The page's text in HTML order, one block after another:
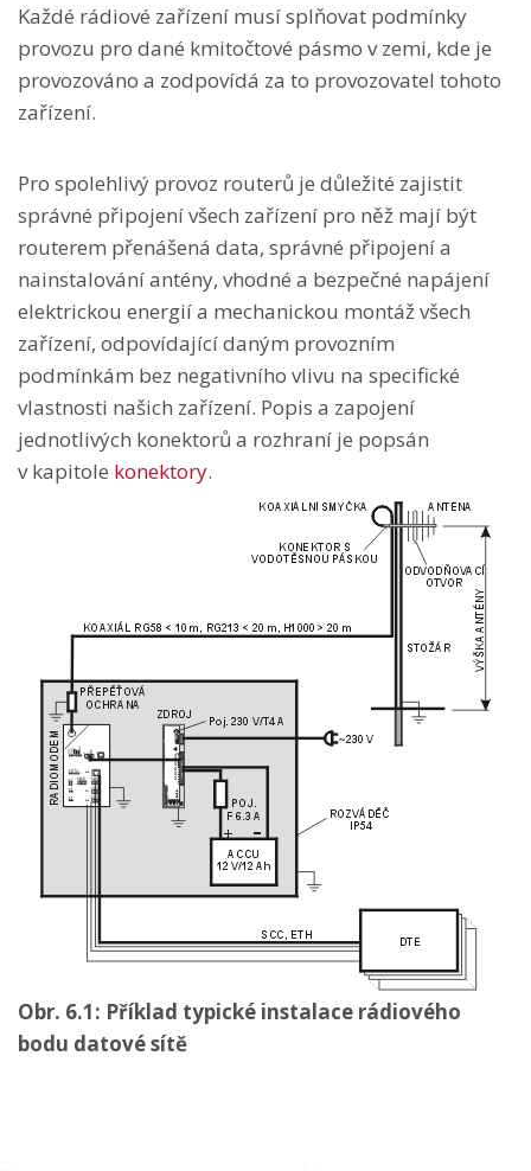
Každé rádiové zařízení musí splňovat podmínky
provozu pro dané kmitočtové pásmo v zemi, kde je
provozováno a zodpovídá za to provozovatel tohoto
zařízení.
Pro spolehlivý provoz routerů je důležité zajistit
správné připojení všech zařízení pro něž mají být
routerem přenášená data, správné připojení a
nainstalování antény, vhodné a bezpečné napájení
elektrickou energií a mechanickou montáž všech
zařízení, odpovídající daným provozním
podmínkám bez negativního vlivu na specifické
vlastnosti našich zařízení. Popis a zapojení
jednotlivých konektorů a rozhraní je popsán
v kapitole konektory.
Obr. 6.1: Příklad typické instalace rádiového
bodu datové sítě